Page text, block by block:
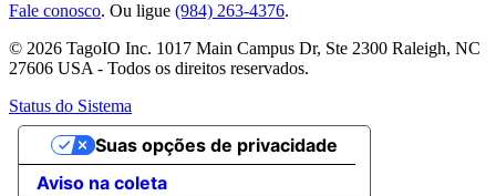
Fale conosco. Ou ligue (984) 263-4376.
© 2026 TagoIO Inc. 1017 Main Campus Dr, Ste 2300 Raleigh, NC
27606 USA - Todos os direitos reservados.
Status do Sistema
Aviso na coleta
Suas opções de privacidade